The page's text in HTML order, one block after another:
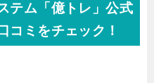
テム「億トレ」公式
コミをチェック！